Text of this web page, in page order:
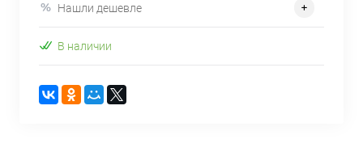
Нашли дешевле
В наличии